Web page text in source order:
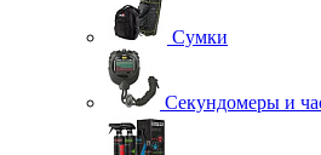
Сумки
Секундомеры и